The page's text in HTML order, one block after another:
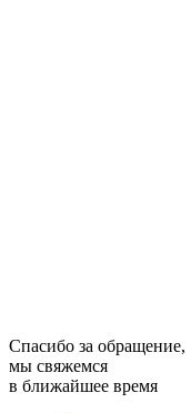
Спасибо за обращение,
мы свяжемся
в ближайшее время